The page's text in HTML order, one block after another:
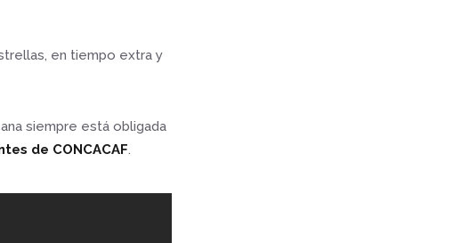
en tiempo extra y
siempre está obligada
de CONCACAF.